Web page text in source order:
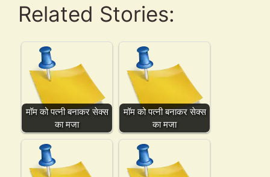
Related Stories:
मॉम को पत्नी बनाकर सेक्स
का मजा
मॉम को पत्नी बनाकर सेक्स
का मजा